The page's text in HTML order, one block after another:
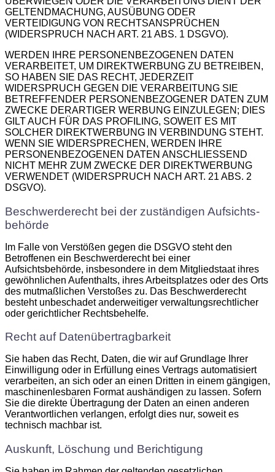
GELTENDMACHUNG, AUSÜBUNG ODER
VERTEIDIGUNG VON RECHTSANSPRÜCHEN
(WIDERSPRUCH NACH ART. 21 ABS. 1 DSGVO).
WERDEN IHRE PERSONENBEZOGENEN DATEN
VERARBEITET, UM DIREKTWERBUNG ZU BETREIBEN,
SO HABEN SIE DAS RECHT, JEDERZEIT
WIDERSPRUCH GEGEN DIE VERARBEITUNG SIE
BETREFFENDER PERSONENBEZOGENER DATEN ZUM
ZWECKE DERARTIGER WERBUNG EINZULEGEN; DIES
GILT AUCH FÜR DAS PROFILING, SOWEIT ES MIT
SOLCHER DIREKTWERBUNG IN VERBINDUNG STEHT.
WENN SIE WIDERSPRECHEN, WERDEN IHRE
PERSONENBEZOGENEN DATEN ANSCHLIESSEND
NICHT MEHR ZUM ZWECKE DER DIREKTWERBUNG
VERWENDET (WIDERSPRUCH NACH ART. 21 ABS. 2
DSGVO).
Beschwerde­recht bei der zuständigen Aufsichts­
behörde
Im Falle von Verstößen gegen die DSGVO steht den
Betroffenen ein Beschwerderecht bei einer
Aufsichtsbehörde, insbesondere in dem Mitgliedstaat ihres
gewöhnlichen Aufenthalts, ihres Arbeitsplatzes oder des Orts
des mutmaßlichen Verstoßes zu. Das Beschwerderecht
besteht unbeschadet anderweitiger verwaltungsrechtlicher
oder gerichtlicher Rechtsbehelfe.
Recht auf Daten­übertrag­barkeit
Sie haben das Recht, Daten, die wir auf Grundlage Ihrer
Einwilligung oder in Erfüllung eines Vertrags automatisiert
verarbeiten, an sich oder an einen Dritten in einem gängigen,
maschinenlesbaren Format aushändigen zu lassen. Sofern
Sie die direkte Übertragung der Daten an einen anderen
Verantwortlichen verlangen, erfolgt dies nur, soweit es
technisch machbar ist.
Auskunft, Löschung und Berichtigung